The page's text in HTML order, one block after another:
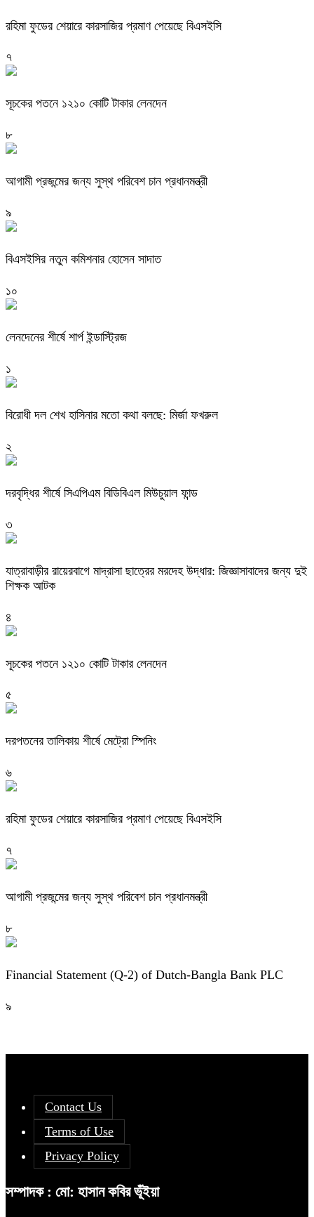
রহিমা ফুডের শেয়ারে কারসাজির প্রমাণ পেয়েছে বিএসইসি
৭
সূচকের পতনে ১২১০ কোটি টাকার লেনদেন
৮
আগামী প্রজন্মের জন্য সুস্থ পরিবেশ চান প্রধানমন্ত্রী
৯
বিএসইসির নতুন কমিশনার হোসেন সাদাত
১০
লেনদেনের শীর্ষে শার্প ইন্ডাস্ট্রিজ
১
বিরোধী দল শেখ হাসিনার মতো কথা বলছে: মির্জা ফখরুল
২
দরবৃদ্ধির শীর্ষে সিএপিএম বিডিবিএল মিউচুয়াল ফান্ড
৩
যাত্রাবাড়ীর রায়েরবাগে মাদ্রাসা ছাত্রের মরদেহ উদ্ধার: জিজ্ঞাসাবাদের জন্য দুই
শিক্ষক আটক
৪
সূচকের পতনে ১২১০ কোটি টাকার লেনদেন
৫
দরপতনের তালিকায় শীর্ষে মেট্রো স্পিনিং
৬
রহিমা ফুডের শেয়ারে কারসাজির প্রমাণ পেয়েছে বিএসইসি
৭
আগামী প্রজন্মের জন্য সুস্থ পরিবেশ চান প্রধানমন্ত্রী
৮
Financial Statement (Q-2) of Dutch-Bangla Bank PLC
৯
Contact Us
Terms of Use
Privacy Policy
সম্পাদক : মো: হাসান কবির ভূঁইয়া